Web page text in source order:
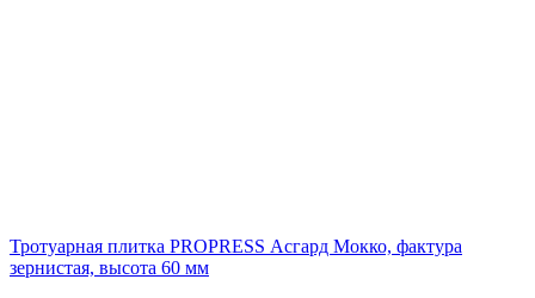
Тротуарная плитка PROPRESS Асгард Мокко, фактура
зернистая, высота 60 мм